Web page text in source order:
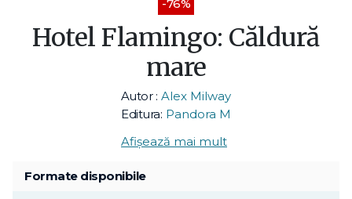
-76%
Hotel Flamingo: Căldură
mare
Autor : Alex Milway
Editura: Pandora M
Afișează mai mult
Formate disponibile